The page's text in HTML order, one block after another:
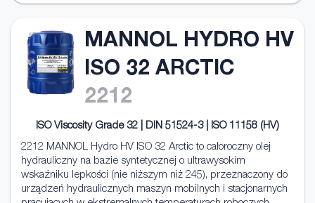
MANNOL HYDRO HV
ISO 32 ARCTIC
2212
ISO Viscosity Grade 32 | DIN 51524-3 | ISO 11158 (HV)
2212 MANNOL Hydro HV ISO 32 Arctic to całoroczny olej
hydrauliczny na bazie syntetycznej o ultrawysokim
wskaźniku lepkości (nie niższym niż 245), przeznaczony do
urządzeń hydraulicznych maszyn mobilnych i stacjonarnych